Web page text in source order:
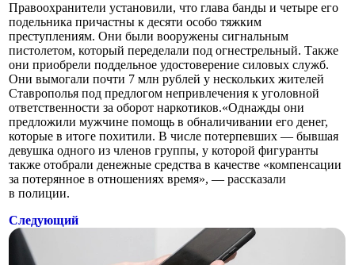
Правоохранители установили, что глава банды и четыре его
подельника причастны к десяти особо тяжким
преступлениям. Они были вооружены сигнальным
пистолетом, который переделали под огнестрельный. Также
они приобрели поддельное удостоверение силовых служб.
Они вымогали почти 7 млн рублей у нескольких жителей
Ставрополья под предлогом непривлечения к уголовной
ответственности за оборот наркотиков.«Однажды они
предложили мужчине помощь в обналичивании его денег,
которые в итоге похитили. В числе потерпевших — бывшая
девушка одного из членов группы, у которой фигуранты
также отобрали денежные средства в качестве «компенсации
за потерянное в отношениях время», — рассказали
в полиции.
Следующий